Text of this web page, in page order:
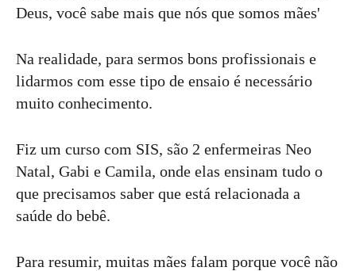
Deus, você sabe mais que nós que somos mães'
Na realidade, para sermos bons profissionais e
lidarmos com esse tipo de ensaio é necessário
muito conhecimento.
Fiz um curso com SIS, são 2 enfermeiras Neo
Natal, Gabi e Camila, onde elas ensinam tudo o
que precisamos saber que está relacionada a
saúde do bebê.
Para resumir, muitas mães falam porque você não